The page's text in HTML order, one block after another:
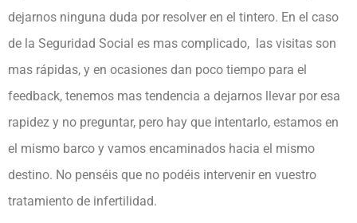
dejarnos ninguna duda por resolver en el tintero. En el caso
de la Seguridad Social es mas complicado, las visitas son
mas rápidas, y en ocasiones dan poco tiempo para el
feedback, tenemos mas tendencia a dejarnos llevar por esa
rapidez y no preguntar, pero hay que intentarlo, estamos en
el mismo barco y vamos encaminados hacia el mismo
destino. No penséis que no podéis intervenir en vuestro
tratamiento de infertilidad.